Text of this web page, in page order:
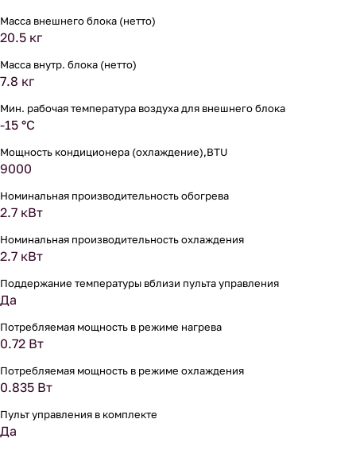
Масса внешнего блока (нетто)
20.5 кг
Масса внутр. блока (нетто)
7.8 кг
Мин. рабочая температура воздуха для внешнего блока
-15 °С
Мощность кондиционера (охлаждение),BTU
9000
Номинальная производительность обогрева
2.7 кВт
Номинальная производительность охлаждения
2.7 кВт
Поддержание температуры вблизи пульта управления
Да
Потребляемая мощность в режиме нагрева
0.72 Вт
Потребляемая мощность в режиме охлаждения
0.835 Вт
Пульт управления в комплекте
Да